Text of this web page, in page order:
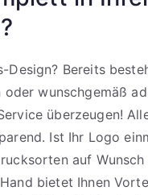
Design? Bereits
wunschgemäß
überzeugen!
Ist Ihr Logo
auf
bietet Ihnen